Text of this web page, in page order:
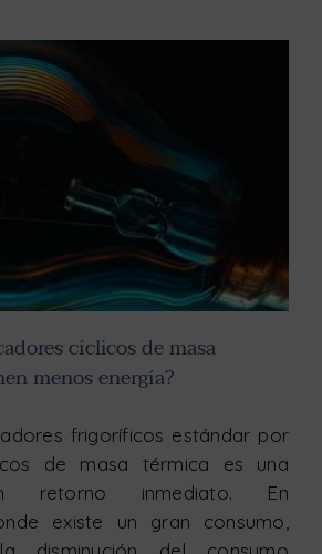
cíclicos de masa
menos energía?
frigoríficos estándar por
de masa térmica es una
retorno inmediato. En
existe un gran consumo,